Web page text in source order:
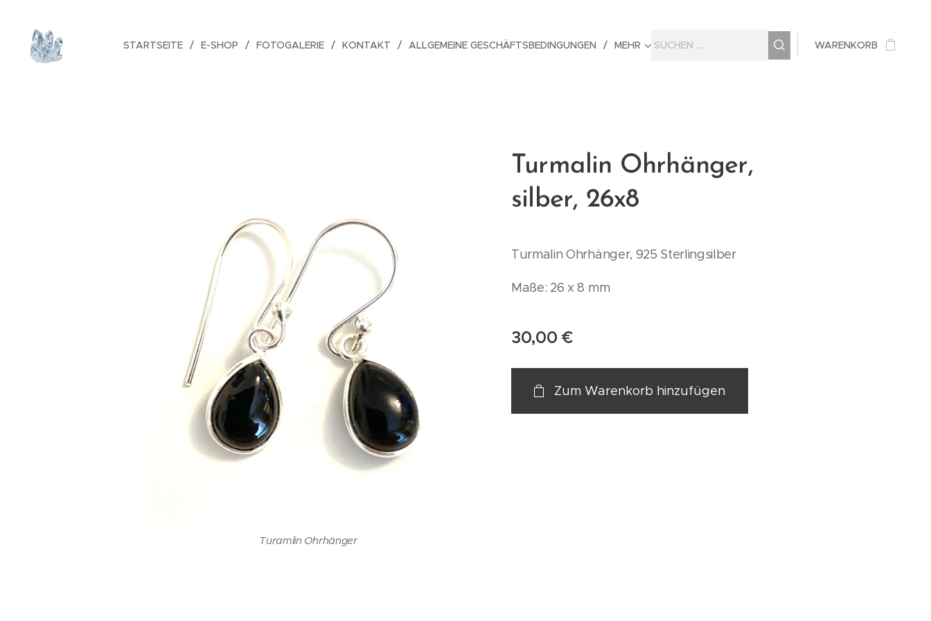
STARTSEITE E-SHOP FOTOGALERIE KONTAKT ALLGEMEINE GESCHÄFTSBEDINGUNGEN MEHR WARENKORB
Turmalin Ohrhänger,
silber, 26x8
Turamlin Ohrhänger
Turmalin Ohrhänger, 925 Sterlingsilber
Maße: 26 x 8 mm
30,00 €
Zum Warenkorb hinzufügen